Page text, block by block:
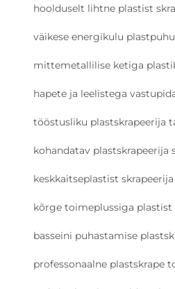
hoolduselt lihtne plastist
väikese energikulu
mittemetallilise ketiga
hapete ja leelistega
tööstusliku plastskrapeerija
kohandatav plastskrapeerija
keskkaitseplastist skrapeerija
kõrge toimeplussiga plastist
basseini puhastamise
professonaalne plastskrape